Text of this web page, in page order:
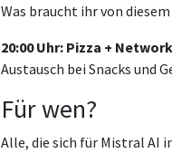
Was braucht ihr von
20:00 Uhr: Pizza +
Austausch bei Snacks und
Für wen?
Alle, die sich für Mistral AI